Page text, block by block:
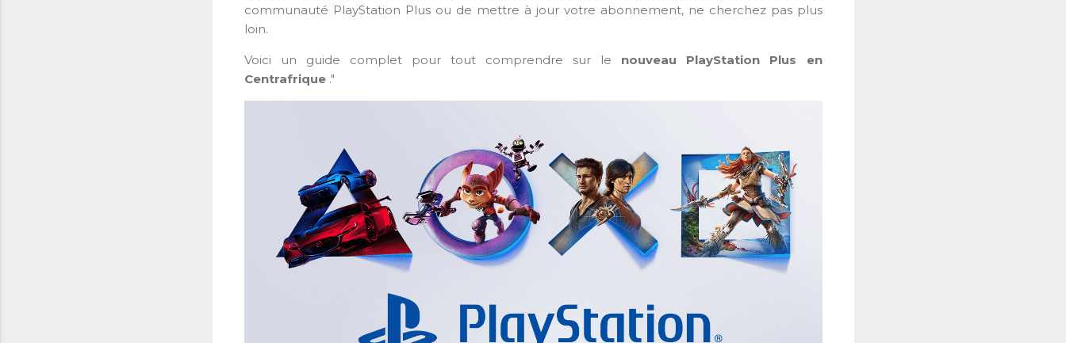
communauté PlayStation Plus ou de mettre à jour votre abonnement, ne cherchez pas plus
loin.
Voici un guide complet pour tout comprendre sur le nouveau PlayStation Plus en
Centrafrique ."